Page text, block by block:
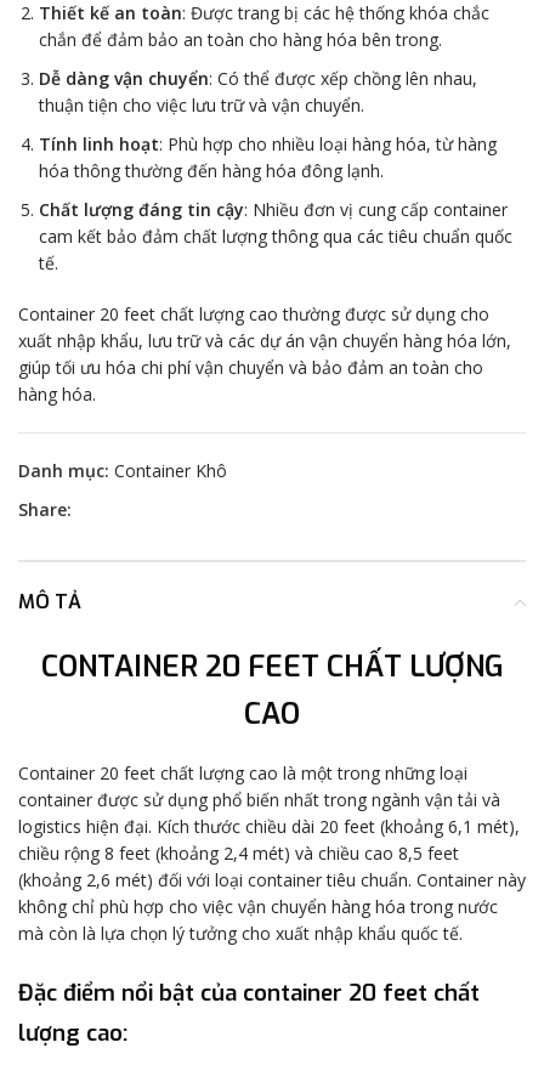
Thiết kế an toàn: Được trang bị các hệ thống khóa chắc
chắn để đảm bảo an toàn cho hàng hóa bên trong.
Dễ dàng vận chuyển: Có thể được xếp chồng lên nhau,
thuận tiện cho việc lưu trữ và vận chuyển.
Tính linh hoạt: Phù hợp cho nhiều loại hàng hóa, từ hàng
hóa thông thường đến hàng hóa đông lạnh.
Chất lượng đáng tin cậy: Nhiều đơn vị cung cấp container
cam kết bảo đảm chất lượng thông qua các tiêu chuẩn quốc
tế.
Container 20 feet chất lượng cao thường được sử dụng cho
xuất nhập khẩu, lưu trữ và các dự án vận chuyển hàng hóa lớn,
giúp tối ưu hóa chi phí vận chuyển và bảo đảm an toàn cho
hàng hóa.
Danh mục: Container Khô
Share:
MÔ TẢ
CONTAINER 20 FEET CHẤT LƯỢNG
CAO
Container 20 feet chất lượng cao là một trong những loại
container được sử dụng phổ biến nhất trong ngành vận tải và
logistics hiện đại. Kích thước chiều dài 20 feet (khoảng 6,1 mét),
chiều rộng 8 feet (khoảng 2,4 mét) và chiều cao 8,5 feet
(khoảng 2,6 mét) đối với loại container tiêu chuẩn. Container này
không chỉ phù hợp cho việc vận chuyển hàng hóa trong nước
mà còn là lựa chọn lý tưởng cho xuất nhập khẩu quốc tế.
Đặc điểm nổi bật của container 20 feet chất
lượng cao: